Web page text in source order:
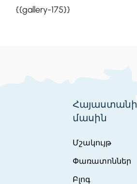
{{gallery-175}}
Հայաստանի
մասին
Մշակույթ
Փառատոններ
Բլոգ